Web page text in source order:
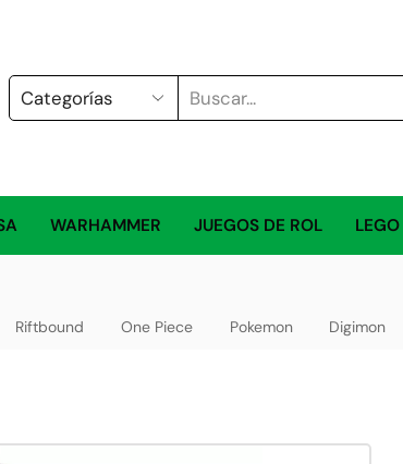
WARHAMMER JUEGOS DE ROL LEGO
Riftbound One Piece Pokemon Digimon